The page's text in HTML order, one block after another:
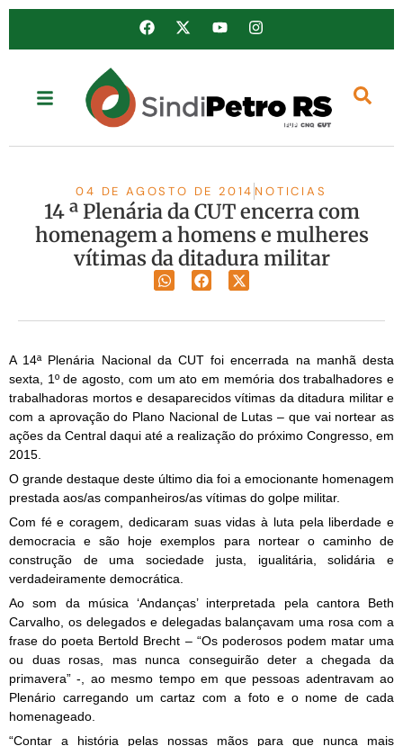
04 DE AGOSTO DE 2014 NOTICIAS
14 ª Plenária da CUT encerra com
homenagem a homens e mulheres
vítimas da ditadura militar
A 14ª Plenária Nacional da CUT foi encerrada na manhã desta
sexta, 1º de agosto, com um ato em memória dos trabalhadores e
trabalhadoras mortos e desaparecidos vítimas da ditadura militar e
com a aprovação do Plano Nacional de Lutas – que vai nortear as
ações da Central daqui até a realização do próximo Congresso, em
2015.
O grande destaque deste último dia foi a emocionante homenagem
prestada aos/as companheiros/as vítimas do golpe militar.
Com fé e coragem, dedicaram suas vidas à luta pela liberdade e
democracia e são hoje exemplos para nortear o caminho de
construção de uma sociedade justa, igualitária, solidária e
verdadeiramente democrática.
Ao som da música ‘Andanças’ interpretada pela cantora Beth
Carvalho, os delegados e delegadas balançavam uma rosa com a
frase do poeta Bertold Brecht – “Os poderosos podem matar uma
ou duas rosas, mas nunca conseguirão deter a chegada da
primavera” -, ao mesmo tempo em que pessoas adentravam ao
Plenário carregando um cartaz com a foto e o nome de cada
homenageado.
“Contar a história pelas nossas mãos para que nunca mais